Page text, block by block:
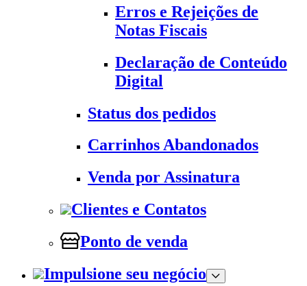
Erros e Rejeições de
Notas Fiscais
Declaração de Conteúdo
Digital
Status dos pedidos
Carrinhos Abandonados
Venda por Assinatura
Clientes e Contatos
Ponto de venda
Impulsione seu negócio